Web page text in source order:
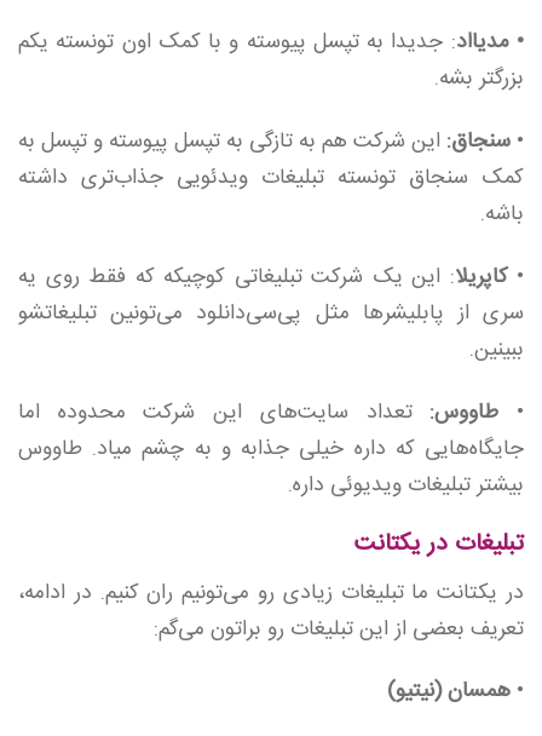
• مدیااد: جدیدا به تپسل پیوسته و با کمک اون تونسته یکم
بزرگتر بشه.
• سنجاق: این شرکت هم به تازگی به تپسل پیوسته و تپسل به
کمک سنجاق تونسته تبلیغات ویدئویی جذاب‌تری داشته
باشه.
•کاپریلا: این یک شرکت تبلیغاتی کوچیکه که فقط روی یه
سری از پابلیشرها مثل پی‌سی‌دانلود می‌تونین تبلیغاتشو
ببینین.
• طاووس: تعداد سایت‌های این شرکت محدوده اما
جایگاه‌هایی که داره خیلی جذابه و به چشم میاد. طاووس
بیشتر تبلیغات ویدیوئی داره.
تبلیغات در یکتانت
در یکتانت ما تبلیغات زیادی رو می‌تونیم ران کنیم. در ادامه،
تعریف بعضی از این تبلیغات رو براتون می‌گم:
• همسان (نیتیو)